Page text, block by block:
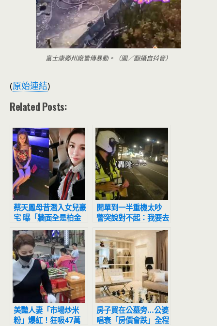
富士康鄭州廠驚傳暴動。（圖／翻攝自抖音）
(原始連結)
Related Posts:
蔡天鳳母昔潛入女兒豪
宅 曝「牆面全是柏金
包」疑遭忌
開單到一半重機太吵
警突說對不起：我要去
抓人！男騎士愣住了
美豔人妻「市場炒米
粉」爆紅！狂吸47萬
房子買在公墓旁…公婆
唱衰「房價會跌」全程